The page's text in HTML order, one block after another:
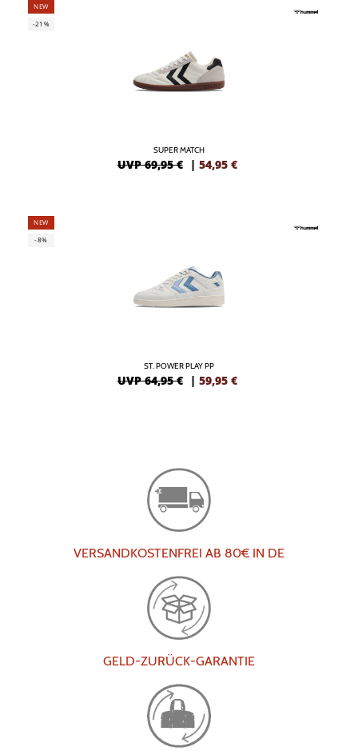
NEW
-21%
SUPER MATCH
UVP 69,95 € | 54,95 €
NEW
-8%
ST. POWER PLAY PP
UVP 64,95 € | 59,95 €
VERSANDKOSTENFREI AB 80€ IN DE
GELD-ZURÜCK-GARANTIE